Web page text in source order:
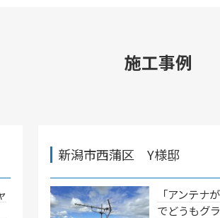
施工事例
新潟市西蒲区 Y様邸
「アンテナ
でどうもグ